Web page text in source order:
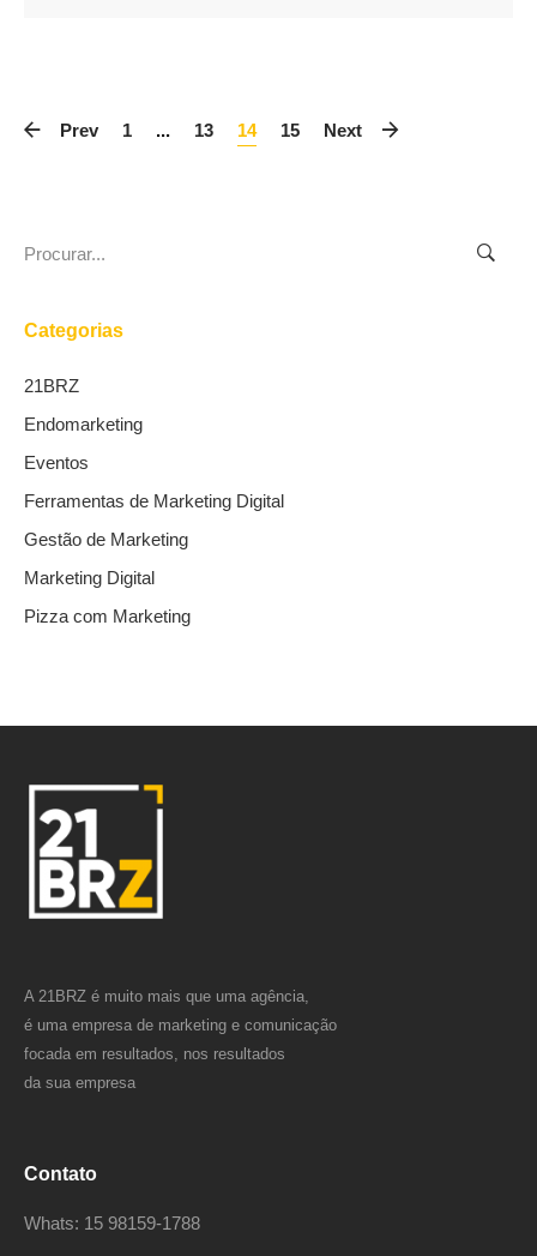
Prev 1 ... 13 14 15 Next
for:
Categorias
21BRZ
Endomarketing
Eventos
Ferramentas de Marketing Digital
Gestão de Marketing
Marketing Digital
Pizza com Marketing
A 21BRZ é muito mais que uma agência,
é uma empresa de marketing e comunicação
focada em resultados, nos resultados
da sua empresa
Contato
Whats: 15 98159-1788